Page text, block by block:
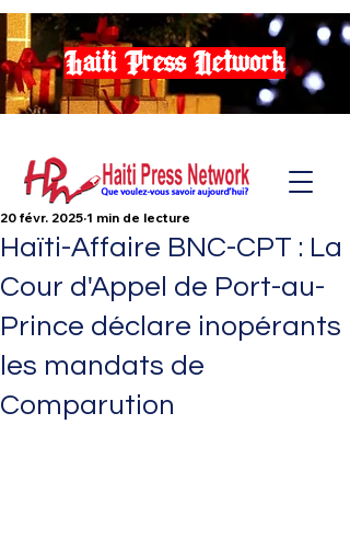
Haiti Press Network
Haïti-Affaire BNC-CPT : La
Cour d'Appel de Port-au-
Prince déclare inopérants
les mandats de
Comparution
20 févr. 2025 1 min de lecture